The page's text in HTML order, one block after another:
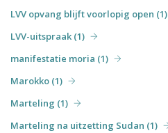
LVV opvang blijft voorlopig open (1)
LVV-uitspraak (1)
manifestatie moria (1)
Marokko (1)
Marteling (1)
Marteling na uitzetting Sudan (1)